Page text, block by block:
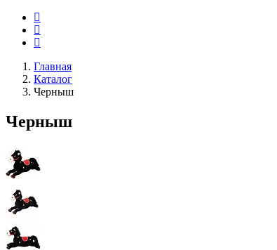
Главная
Каталог
Черныш
Черныш